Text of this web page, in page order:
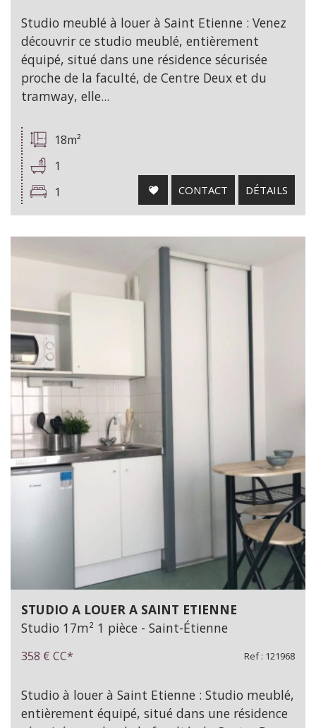
Studio meublé à louer à Saint Etienne : Venez
découvrir ce studio meublé, entièrement
équipé, situé dans une résidence sécurisée
proche de la faculté, de Centre Deux et du
tramway, elle...
18m²
1
1
CONTACT DÉTAILS
STUDIO A LOUER A SAINT ETIENNE
Studio 17m² 1 pièce - Saint-Étienne
358 € CC* Ref : 121968
Studio à louer à Saint Etienne : Studio meublé,
entièrement équipé, situé dans une résidence